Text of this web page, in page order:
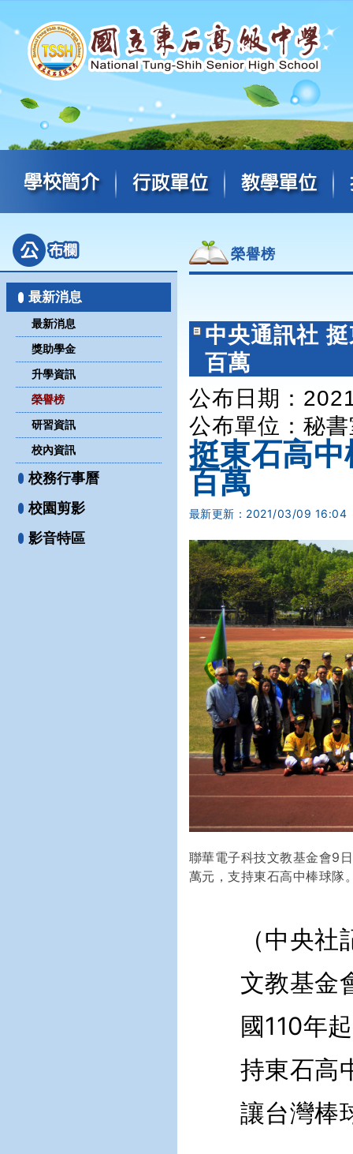
最新消息
最新消息
獎助學金
升學資訊
榮譽榜
研習資訊
校內資訊
校務行事曆
校園剪影
影音特區
榮譽榜
中央通訊社
百萬
公布日期：
公布單位 ：秘
挺東石高
百萬
最新更新： 2021/03/09 16:04
聯華電子科技文教基金會9
萬元，支持東石高中棒球隊
（中央
文教基金
國110年
持東石高
讓台灣棒